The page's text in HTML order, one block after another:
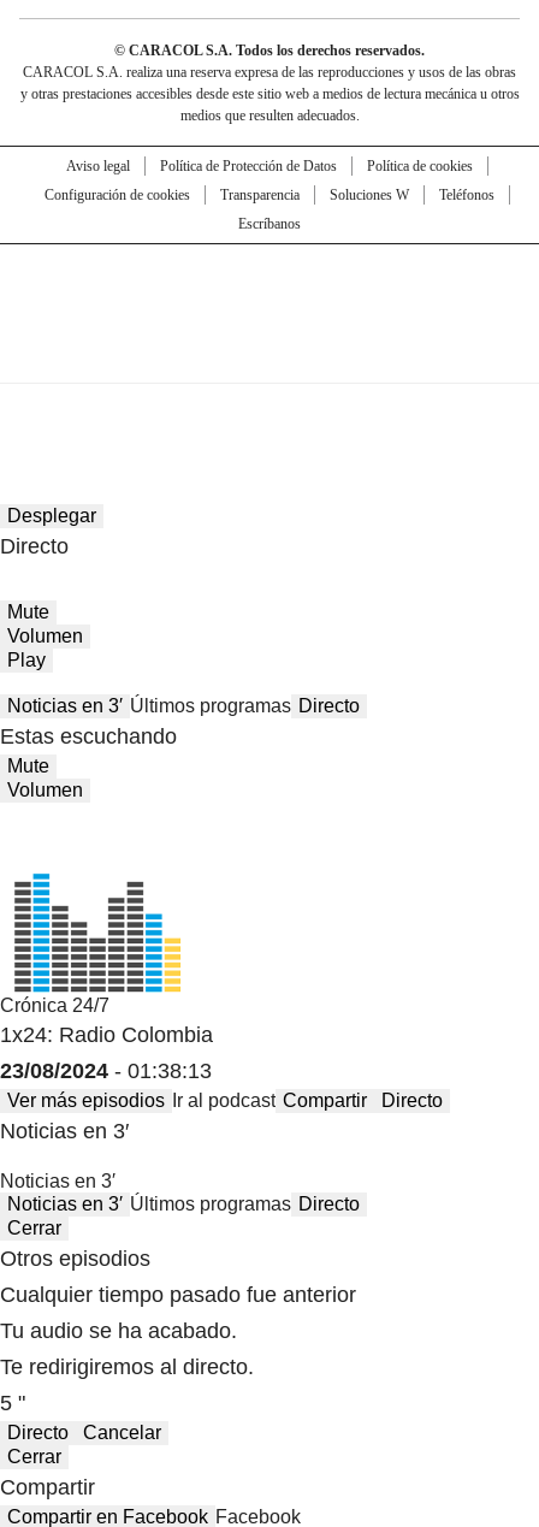
© CARACOL S.A. Todos los derechos reservados.
CARACOL S.A. realiza una reserva expresa de las reproducciones y usos de las obras
y otras prestaciones accesibles desde este sitio web a medios de lectura mecánica u otros
medios que resulten adecuados.
Aviso legal Política de Protección de Datos
Política de cookies
Configuración de cookies
Transparencia Soluciones W
Teléfonos
Escríbanos
Desplegar
Directo
Mute
Volumen
Play
Noticias en 3′ Últimos programas Directo
Estas escuchando
Mute
Volumen
Crónica 24/7
1x24: Radio Colombia
23/08/2024 - 01:38:13
Ver más episodios Ir al podcast Compartir Directo
Noticias en 3′
Noticias en 3′
Noticias en 3′ Últimos programas Directo
Cerrar
Otros episodios
Cualquier tiempo pasado fue anterior
Tu audio se ha acabado.
Te redirigiremos al directo.
5 "
Directo
Cancelar
Cerrar
Compartir
Compartir en Facebook Facebook